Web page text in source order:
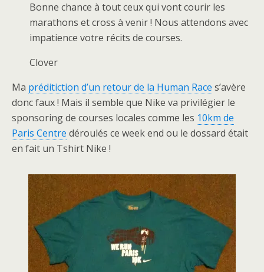
Bonne chance à tout ceux qui vont courir les
marathons et cross à venir ! Nous attendons avec
impatience votre récits de courses.
Clover
Ma préditiction d’un retour de la Human Race s’avère
donc faux ! Mais il semble que Nike va privilégier le
sponsoring de courses locales comme les 10km de
Paris Centre déroulés ce week end ou le dossard était
en fait un Tshirt Nike !